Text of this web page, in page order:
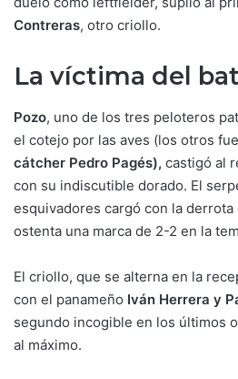
Contreras, otro criollo.
La víctima del
Pozo, uno de los tres peloteros
el cotejo por las aves (los otros
cátcher Pedro Pagés), castigó al
con su indiscutible dorado. El
esquivadores cargó con la
ostenta una marca de 2-2 en la
El criollo, que se alterna en la
con el panameño Iván Herrera y
segundo incogible en los últimos
al máximo.